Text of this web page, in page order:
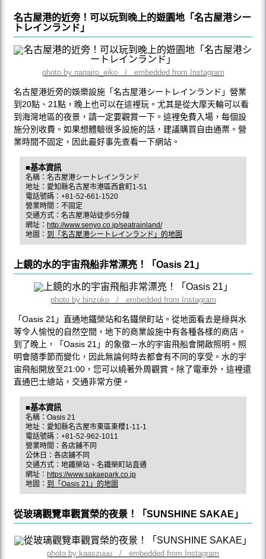
名古屋港的近旁！可以玩到晚上的遊園地「名古屋港シー
トレインランド」
photo by nanairo_eiko / embedded from Instagram
名古屋港近旁的娛樂設施「名古屋港シートレインランド」營業
到20點、21點，晚上也可以在這裡玩。尤其是從大摩天輪可以看
到海灣地區的夜景，請一定要觀賞一下。這裡免費入場，每個設
施分別收費。如果想體驗很多設施的話，建議購買自由通票。營
業時間不固定，因此最好事先查看一下網站。
■基本資訊
名稱：名古屋港シートレインランド
地址：愛知縣名古屋市港區西倉町1-51
電話號碼：+81-52-661-1520
營業時間：不固定
交通方式：名古屋港站徒歩5分鐘
網址： http://www.senyo.co.jp/seatrainland/
地圖： 到「名古屋港シートレインランド」的地圖
上鏡的水的宇宙飛船非常漂亮！「Oasis 21」
photo by binzoko / embedded from Instagram
「Oasis 21」直通地鐵榮站和名鐵榮町站。從地面看去是綠與水
等令人愉悅的自然空間，地下的商業設施中有各種各樣的商店。
到了晚上，「Oasis 21」的象徵－水的宇宙飛船會開啟照明。照
明會隨季節而變化，因此無論何時去都會有不同的享受。水的宇
宙飛船開放至21:00，您可以繞著外周觀賞。除了電車外，這裡還
直通巴士總站，交通非常方便。
■基本資訊
名稱：Oasis 21
地址：愛知縣名古屋市東區東櫻1-11-1
電話號碼：+81-52-962-1011
營業時間：各店鋪不同
公休日：各店鋪不同
交通方式：地鐵榮站、名鐵榮町站直通
網址： https://www.sakaepark.co.jp
地圖： 到「Oasis 21」的地圖
從玻璃觀覽車觀賞榮的夜景！「SUNSHINE SAKAE」
photo by kaaszuuu / embedded from Instagram